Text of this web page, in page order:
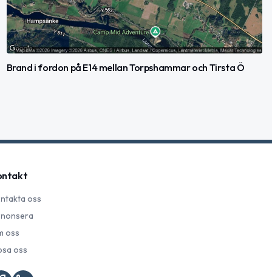
Brand i fordon på E14 mellan Torpshammar och Tirsta Ö
oss
oss
oss